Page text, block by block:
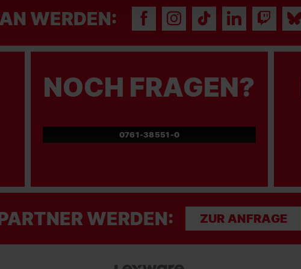
WERDEN:
NOCH FRAGEN?
0761-38551-0
WERDEN: ZUR ANFRAGE